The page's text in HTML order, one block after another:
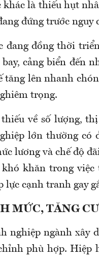
là thiếu hụt
đứng trước nguy
đang đồng thời
cảng biển đến
tăng lên nhanh
trọng.
về số lượng,
lớn thường
lương và chế độ
khăn trong
lực cạnh tranh gay
MỨC, TĂNG
nghiệp ngành xây
phù hợp. Hiệp